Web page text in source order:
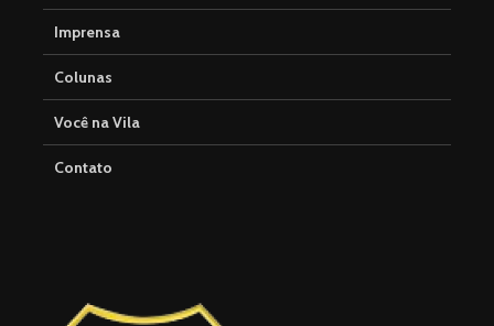
Imprensa
Colunas
Você na Vila
Contato